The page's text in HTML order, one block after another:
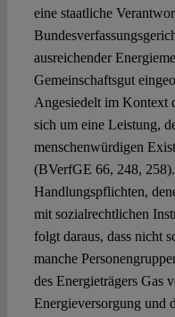
eine staatliche
ausreichender
Gemeinschaftsgut
Angesiedelt im Kontext
sich um eine Leistung,
menschenwürdigen
(BVerfGE 66, 248,
Handlungspflichten,
mit sozialrechtlichen
folgt daraus, dass nicht
manche
des Energieträgers Gas
Energieversorgung und